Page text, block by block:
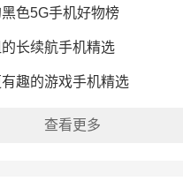
色5G手机好物榜
长续航手机精选
趣的游戏手机精选
查看更多